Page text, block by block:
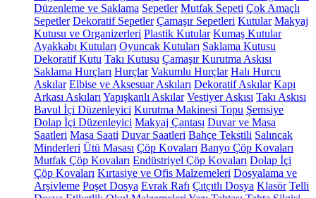
Düzenleme ve Saklama Sepetler Mutfak Sepeti Çok Amaçlı
Sepetler Dekoratif Sepetler Çamaşır Sepetleri Kutular Makyaj
Kutusu ve Organizerleri Plastik Kutular Kumaş Kutular
Ayakkabı Kutuları Oyuncak Kutuları Saklama Kutusu
Dekoratif Kutu Takı Kutusu Çamaşır Kurutma Askısı
Saklama Hurçları Hurçlar Vakumlu Hurçlar Halı Hurcu
Askılar Elbise ve Aksesuar Askıları Dekoratif Askılar Kapı
Arkası Askıları Yapışkanlı Askılar Vestiyer Askısı Takı Askısı
Bavul İçi Düzenleyici Kurutma Makinesi Topu Şemsiye
Dolap İçi Düzenleyici Makyaj Çantası Duvar ve Masa
Saatleri Masa Saati Duvar Saatleri Bahçe Tekstili Salıncak
Minderleri Ütü Masası Çöp Kovaları Banyo Çöp Kovaları
Mutfak Çöp Kovaları Endüstriyel Çöp Kovaları Dolap İçi
Çöp Kovaları Kırtasiye ve Ofis Malzemeleri Dosyalama ve
Arşivleme Poşet Dosya Evrak Rafı Çıtçıtlı Dosya Klasör Telli